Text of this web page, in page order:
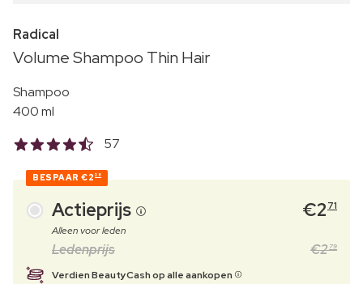
Radical
Volume Shampoo Thin Hair
Shampoo
400 ml
57
BESPAAR €2 28
Actieprijs €2 71
Alleen voor leden
Ledenprijs €2 79
Verdien BeautyCash op alle aankopen